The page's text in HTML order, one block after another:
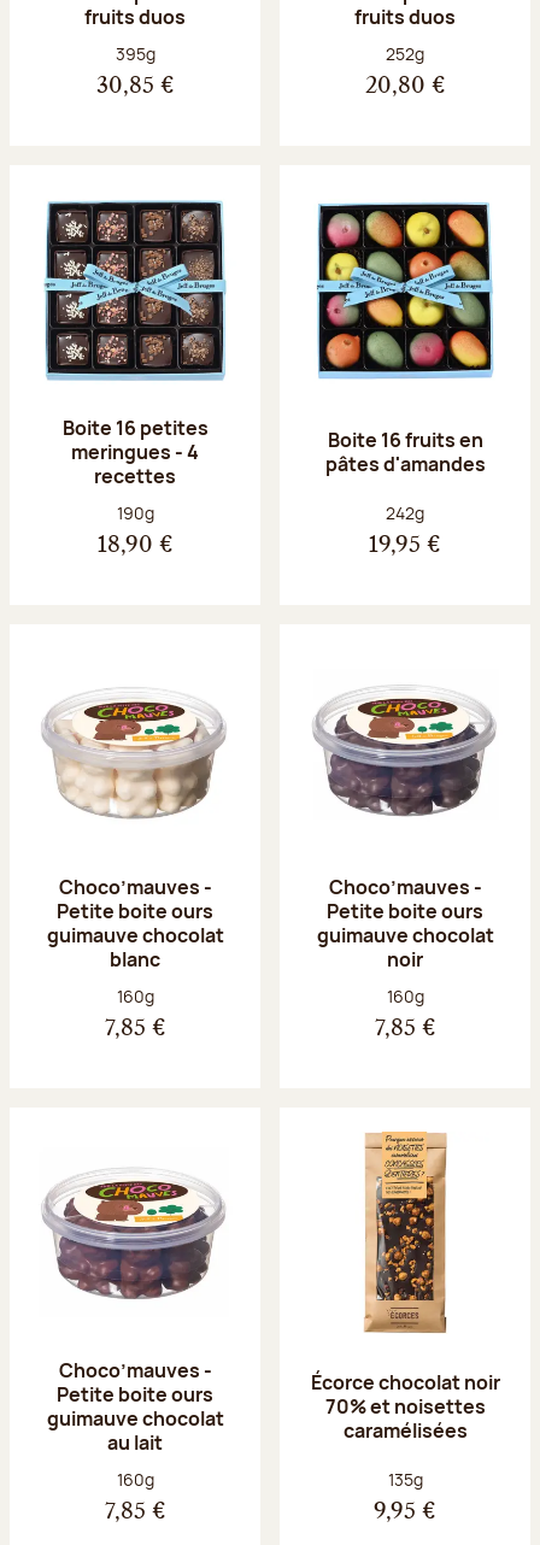
fruits duos
Poids net :
395g
30,85 €
fruits duos
Poids net :
252g
20,80 €
Boite 16 petites
meringues - 4
recettes
Poids net :
190g
18,90 €
Boite 16 fruits en
pâtes d'amandes
Poids net :
242g
19,95 €
Choco’mauves -
Petite boite ours
guimauve chocolat
blanc
Poids net :
160g
7,85 €
Choco’mauves -
Petite boite ours
guimauve chocolat
noir
Poids net :
160g
7,85 €
Choco’mauves -
Petite boite ours
guimauve chocolat
au lait
Poids net :
160g
7,85 €
Écorce chocolat noir
70% et noisettes
caramélisées
Poids net :
135g
9,95 €